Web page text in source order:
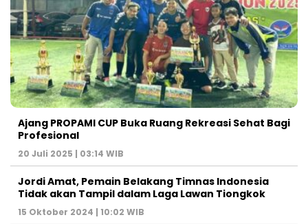
Ajang PROPAMI CUP Buka Ruang Rekreasi Sehat Bagi
Profesional
20 Juli 2025 | 03:14 WIB
Jordi Amat, Pemain Belakang Timnas Indonesia
Tidak akan Tampil dalam Laga Lawan Tiongkok
15 Oktober 2024 | 10:02 WIB